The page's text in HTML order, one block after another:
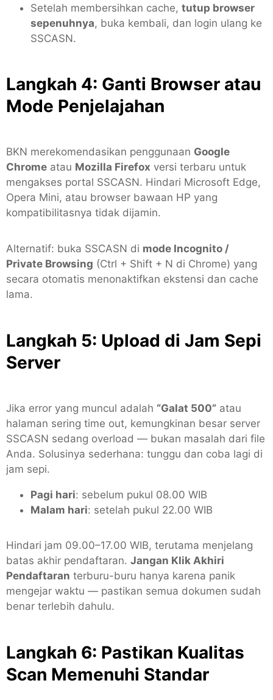
Setelah membersihkan cache, tutup browser
sepenuhnya, buka kembali, dan login ulang ke
SSCASN.
Langkah 4: Ganti Browser atau
Mode Penjelajahan
BKN merekomendasikan penggunaan Google
Chrome atau Mozilla Firefox versi terbaru untuk
mengakses portal SSCASN. Hindari Microsoft Edge,
Opera Mini, atau browser bawaan HP yang
kompatibilitasnya tidak dijamin.
Alternatif: buka SSCASN di mode Incognito /
Private Browsing (Ctrl + Shift + N di Chrome) yang
secara otomatis menonaktifkan ekstensi dan cache
lama.
Langkah 5: Upload di Jam Sepi
Server
Jika error yang muncul adalah “Galat 500” atau
halaman sering time out, kemungkinan besar server
SSCASN sedang overload — bukan masalah dari file
Anda. Solusinya sederhana: tunggu dan coba lagi di
jam sepi.
Pagi hari: sebelum pukul 08.00 WIB
Malam hari: setelah pukul 22.00 WIB
Hindari jam 09.00–17.00 WIB, terutama menjelang
batas akhir pendaftaran. Jangan Klik Akhiri
Pendaftaran terburu-buru hanya karena panik
mengejar waktu — pastikan semua dokumen sudah
benar terlebih dahulu.
Langkah 6: Pastikan Kualitas
Scan Memenuhi Standar